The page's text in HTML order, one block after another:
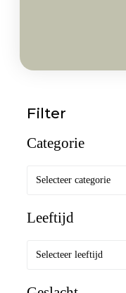
Filter
Categorie
Selecteer categorie
Leeftijd
Selecteer leeftijd